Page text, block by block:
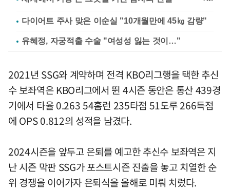
다이어트 주사 맞은 이순실 "10개월만에 45㎏ 감량"
유혜정, 자궁적출 수술 "여성성 잃는 것이…"
2021년 SSG와 계약하며 전격 KBO리그행을 택한 추신
수 보좌역은 KBO리그에서 뛴 4시즌 동안은 통산 439경
기에서 타율 0.263 54홈런 235타점 51도루 266득점
에 OPS 0.812의 성적을 남겼다.
2024시즌을 앞두고 은퇴를 예고한 추신수 보좌역은 지
난 시즌 막판 SSG가 포스트시즌 진출을 놓고 치열한 순
위 경쟁을 이어가자 은퇴식을 올해로 미뤄 치렀다.